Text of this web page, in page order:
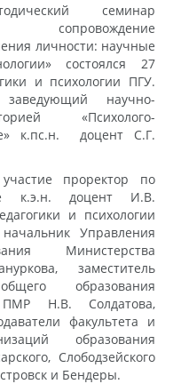
семинар
сопровождение
личности: научные
состоялся 27
и психологии ПГУ.
научно-
«Психолого-
к.пс.н. доцент С.Г.
проректор по
к.э.н. доцент И.В.
и психологии
Управления
Министерства
заместитель
образования
ПМР Н.В. Солдатова,
факультета и
образования
Слободзейского
и Бендеры.